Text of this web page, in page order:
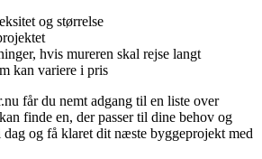
og størrelse
hvis mureren skal rejse langt
kan variere i pris
får du nemt adgang til en liste over
finde en, der passer til dine behov og
og få klaret dit næste byggeprojekt med